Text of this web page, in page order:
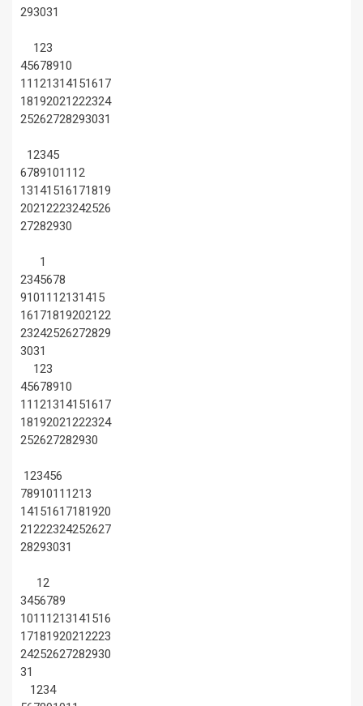
293031
123
45678910
11 121314151617
18192021222324
25262728293031
12345
67891011 12
13141516171819
20212223242526
27282930
1
2345678
91011 12131415
16171819202122
23242526272829
3031
123
45678910
11 121314151617
18192021222324
252627282930
123456
7891011 1213
14151617181920
21222324252627
28293031
12
3456789
1011 1213141516
17181920212223
24252627282930
31
1234